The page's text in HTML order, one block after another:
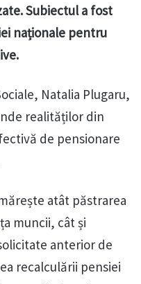
Subiectul a fost
naționale pentru
Natalia Plugaru,
realităților din
de pensionare
atât păstrarea
muncii, cât și
anterior de
recalculării pensiei